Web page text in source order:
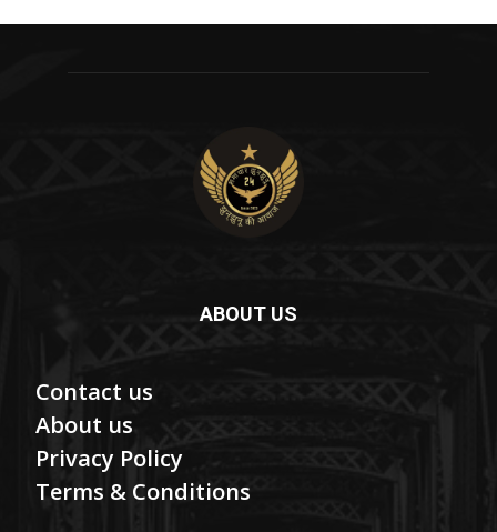
ABOUT US
Contact us
About us
Privacy Policy
Terms & Conditions